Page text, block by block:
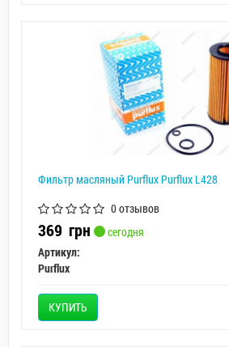
Фильтр масляный Purflux Purflux L428
0 отзывов
369 грн
сегодня
Артикул:
Purflux
КУПИТЬ